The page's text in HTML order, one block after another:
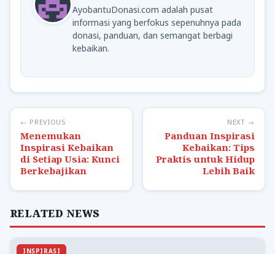
AyobantuDonasi.com adalah pusat
informasi yang berfokus sepenuhnya pada
donasi, panduan, dan semangat berbagi
kebaikan.
← PREVIOUS
Menemukan
Inspirasi Kebaikan
di Setiap Usia: Kunci
Berkebajikan
NEXT →
Panduan Inspirasi
Kebaikan: Tips
Praktis untuk Hidup
Lebih Baik
RELATED NEWS
INSPIRASI